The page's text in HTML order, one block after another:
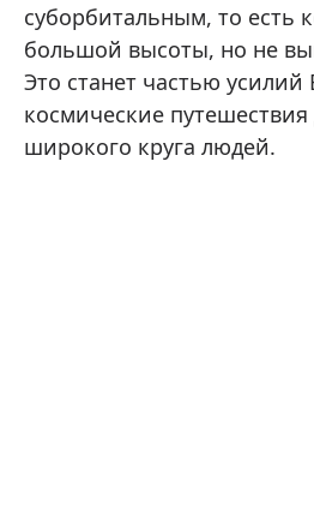
суборбитальным, то есть
большой высоты, но не
Это станет частью усилий
космические
широкого круга людей.